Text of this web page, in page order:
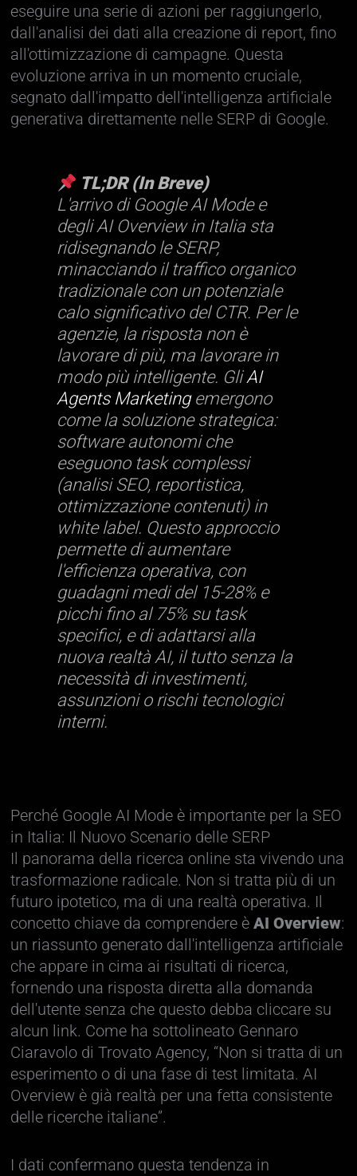
eseguire una serie di azioni per raggiungerlo,
dall'analisi dei dati alla creazione di report, fino
all'ottimizzazione di campagne. Questa
evoluzione arriva in un momento cruciale,
segnato dall'impatto dell'intelligenza artificiale
generativa direttamente nelle SERP di Google.
TL;DR (In Breve)
L'arrivo di Google AI Mode e
degli AI Overview in Italia sta
ridisegnando le SERP,
minacciando il traffico organico
tradizionale con un potenziale
calo significativo del CTR. Per le
agenzie, la risposta non è
lavorare di più, ma lavorare in
modo più intelligente. GliAI
Agents Marketingemergono
come la soluzione strategica:
software autonomi che
eseguono task complessi
(analisi SEO, reportistica,
ottimizzazione contenuti) in
white label. Questo approccio
permette di aumentare
l'efficienza operativa, con
guadagni medi del 15-28% e
picchi fino al 75% su task
specifici, e di adattarsi alla
nuova realtà AI, il tutto senza la
necessità di investimenti,
assunzioni o rischi tecnologici
interni.
Perché Google AI Mode è importante per la SEO
in Italia: Il Nuovo Scenario delle SERP
Il panorama della ricerca online sta vivendo una
trasformazione radicale. Non si tratta più di un
futuro ipotetico, ma di una realtà operativa. Il
concetto chiave da comprendere èAI Overview:
un riassunto generato dall'intelligenza artificiale
che appare in cima ai risultati di ricerca,
fornendo una risposta diretta alla domanda
dell'utente senza che questo debba cliccare su
alcun link. Come ha sottolineato Gennaro
Ciaravolo di Trovato Agency, “Non si tratta di un
esperimento o di una fase di test limitata. AI
Overview è già realtà per una fetta consistente
delle ricerche italiane”.
I dati confermano questa tendenza in